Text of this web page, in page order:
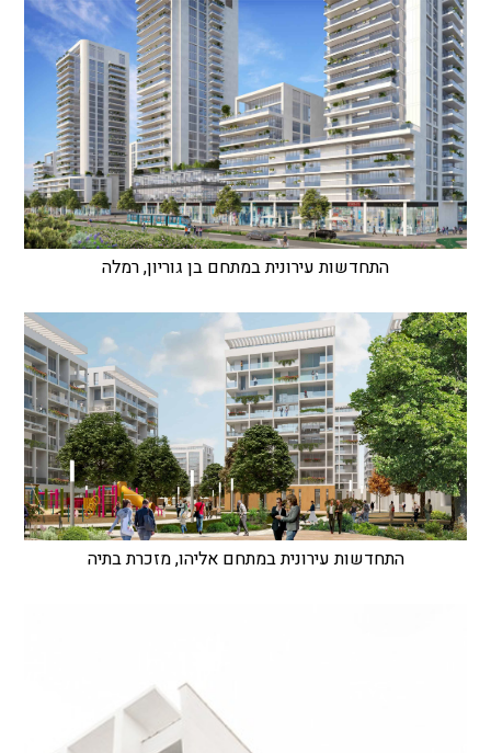
התחדשות עירונית במתחם בן גוריון, רמלה
התחדשות עירונית במתחם אליהו, מזכרת בתיה